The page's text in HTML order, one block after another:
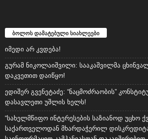
ბოლოს დამატებული სიახლეები
იმედი არ კვდება!
გურამ ნიკოლაიშვილი: სააკაშვილმა
დაკვეთით დაიწყო!
ედიშერ გვენეტაძე: “ნაცმოძრაობის”
დასავლეთი უშლის ხელს!
“სახელმწიფო ინტერესების საზიანოდ უცხო
საქართველოდან მხარდაჭერილ